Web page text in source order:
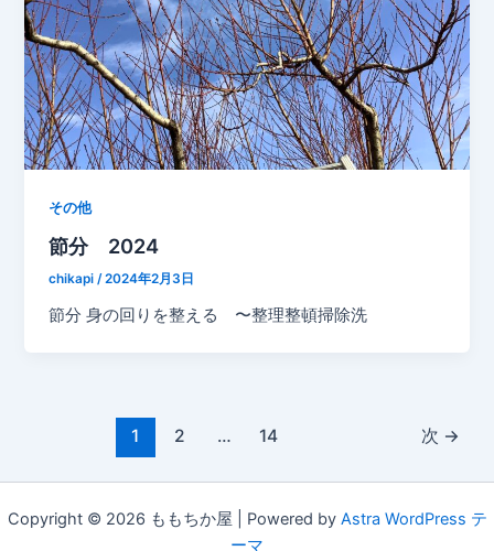
その他
節分 2024
chikapi/2024年2月3日
節分 身の回りを整える 〜整理整頓掃除洗
1 2 … 14 次 →
Copyright © 2026 ももちか屋 | Powered by Astra WordPress テ
ーマ